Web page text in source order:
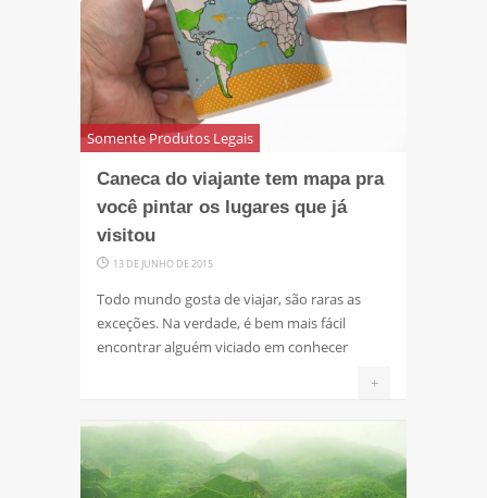
Somente Produtos Legais
Caneca do viajante tem mapa pra
você pintar os lugares que já
visitou
13 DE JUNHO DE 2015
Todo mundo gosta de viajar, são raras as
exceções. Na verdade, é bem mais fácil
encontrar alguém viciado em conhecer
+